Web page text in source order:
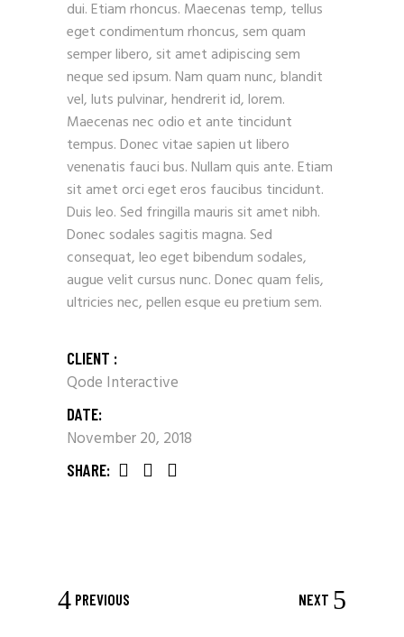
dui. Etiam rhoncus. Maecenas temp, tellus
eget condimentum rhoncus, sem quam
semper libero, sit amet adipiscing sem
neque sed ipsum. Nam quam nunc, blandit
vel, luts pulvinar, hendrerit id, lorem.
Maecenas nec odio et ante tincidunt
tempus. Donec vitae sapien ut libero
venenatis fauci bus. Nullam quis ante. Etiam
sit amet orci eget eros faucibus tincidunt.
Duis leo. Sed fringilla mauris sit amet nibh.
Donec sodales sagitis magna. Sed
consequat, leo eget bibendum sodales,
augue velit cursus nunc. Donec quam felis,
ultricies nec, pellen esque eu pretium sem.
CLIENT :
Qode Interactive
DATE:
November 20, 2018
SHARE:
PREVIOUS NEXT